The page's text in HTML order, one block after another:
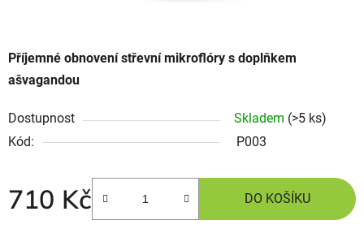
Příjemné obnovení střevní mikroflóry s doplňkem
ašvagandou
Dostupnost Skladem (>5 ks)
Kód:
P003
710 Kč DO KOŠÍKU